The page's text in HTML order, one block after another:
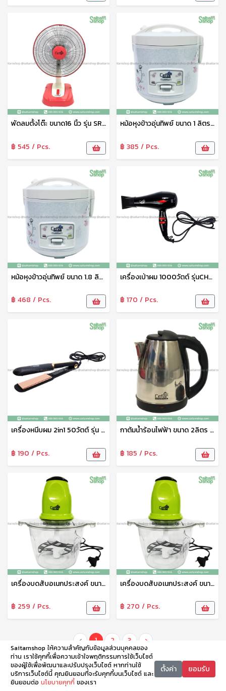
พัดลมตั้งโต๊ะ ขนาด16 นิ้ว รุ่น SR-3677 Ceflar
฿ 545 / Pcs.
หม้อหุงข้าวอุ่นทิพย์ ขนาด 1 ลิตร รุ่น CR-011 (หม้อในเคลือบเทปล่อน+แถมซึ้งนึ่ง) Ceflar
฿ 385 / Pcs.
หม้อหุงข้าวอุ่นทิพย์ ขนาด 1.8 ลิตร รุ่น RC-180 (หม้อในเคลือบเทปล่อน+แถมซึ้งนึ่ง) Ceflar
฿ 468 / Pcs.
เครื่องเป่าผม 1000วัตต์ รุ่นCHD-011 Ceflar
฿ 170 / Pcs.
เครื่องหนีบผม 2in1 50วัตต์ รุ่น HNS-033 Ceflar
฿ 190 / Pcs.
กาต้มน้ำร้อนไฟฟ้า ขนาด 2ลิตร รุ่น CSH-03
฿ 185 / Pcs.
เครื่องบดสับอเนกประสงค์ ขนาด 2ลิตร รุ่น CSH-02 Ceflar
฿ 259 / Pcs.
เครื่องบดสับอเนกประสงค์ ขนาด 3ลิตร รุ่น CSH-01 Ceflar
฿ 270 / Pcs.
‹ 1 2 3 ›
Saitarnshop ให้ความสำคัญกับข้อมูลส่วนบุคคลของ
ท่าน เราใช้คุกกี้เพื่อความเข้าใจพฤติกรรมการใช้เว็บไซต์
ของผู้ใช้เพื่อพัฒนาและปรับปรุงเว็บไซต์ หากท่านใช้
บริการเว็บไซต์นี้ คุณยินยอมที่จะรับคุกกี้บนเว็บไซต์ และ
ยินยอมต่อ นโยบายคุกกี้ ของเรา
ตั้งค่า ยอมรับ